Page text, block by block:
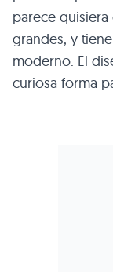
parece quisiera
grandes, y
moderno. El
curiosa forma